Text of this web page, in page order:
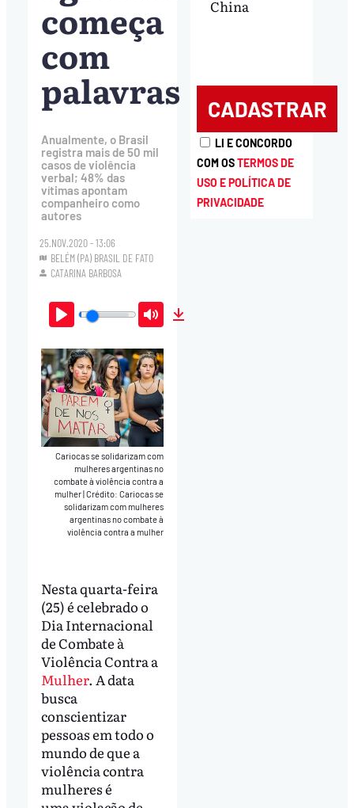
começa
com
palavras
Anualmente, o Brasil
registra mais de 50 mil
casos de violência
verbal; 48% das
vítimas apontam
companheiro como
autores
25.NOV.2020 - 13:06
BELÉM (PA) BRASIL DE FATO
CATARINA BARBOSA
Play Mute
Cariocas se solidarizam com
mulheres argentinas no
combate à violência contra a
mulher Crédito: Cariocas se
solidarizam com mulheres
argentinas no combate à
violência contra a mulher
Nesta quarta-feira
(25) é celebrado o
Dia Internacional
de Combate à
Violência Contra a
Mulher. A data
busca
conscientizar
pessoas em todo o
mundo de que a
violência contra
mulheres é
China
LI E CONCORDO
COM OSTERMOS DE
USO E POLÍTICA DE
PRIVACIDADE